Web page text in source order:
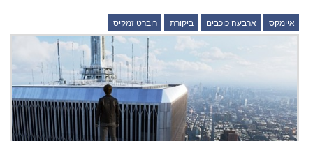
איימקס ארבעה כוכבים ביקורת רוברט זמקיס